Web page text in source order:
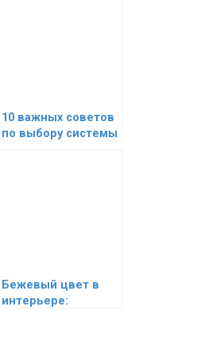
10 важных советов
по выбору системы
Бежевый цвет в
интерьере: